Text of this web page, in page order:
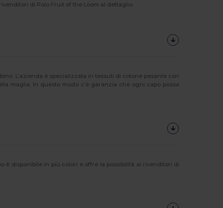
di Polo Fruit of the Loom al dettaglio.
L’azienda è specializzata in tessuti di cotone pesante con
maglia. In questo modo c’è garanzia che ogni capo possa
è disponibile in più colori e offre la possibilità ai rivenditori di